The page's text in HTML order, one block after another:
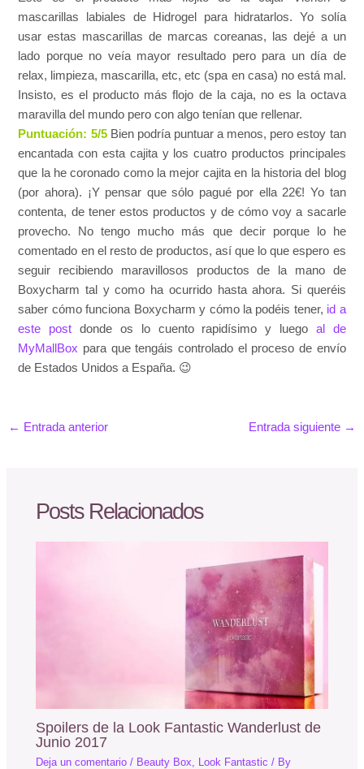
mascarillas labiales de Hidrogel para hidratarlos. Yo solía
usar estas mascarillas de marcas coreanas, las dejé a un
lado porque no veía mayor resultado pero para un día de
relax, limpieza, mascarilla, etc, etc (spa en casa) no está mal.
Insisto, es el producto más flojo de la caja, no es la octava
maravilla del mundo pero con algo tenían que rellenar.
Puntuación: 5/5 Bien podría puntuar a menos, pero estoy tan
encantada con esta cajita y los cuatro productos principales
que la he coronado como la mejor cajita en la historia del blog
(por ahora). ¡Y pensar que sólo pagué por ella 22€! Yo tan
contenta, de tener estos productos y de cómo voy a sacarle
provecho. No tengo mucho más que decir porque lo he
comentado en el resto de productos, así que lo que espero es
seguir recibiendo maravillosos productos de la mano de
Boxycharm tal y como ha ocurrido hasta ahora. Si queréis
saber cómo funciona Boxycharm y cómo la podéis tener, id a
este post donde os lo cuento rapidísimo y luego al de
MyMallBox para que tengáis controlado el proceso de envío
de Estados Unidos a España. 😉
← Entrada anterior Entrada siguiente →
Posts Relacionados
Spoilers de la Look Fantastic Wanderlust de
Junio 2017
Deja un comentario / Beauty Box Look Fantastic / By